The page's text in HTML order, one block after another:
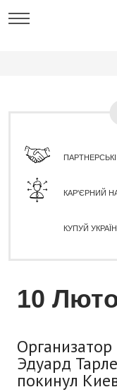
ПАРТНЕРСЬКІ
КАР'ЄРНИЙ
КУПУЙ
10
Эдуард
покинул